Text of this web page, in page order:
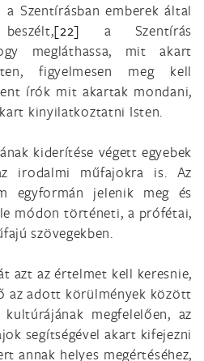
Szentírásban emberek által
[22] a Szentírás
megláthassa, mit akart
figyelmesen meg kell
írók mit akartak mondani,
kinyilatkoztatni Isten.
kiderítése végett egyebek
irodalmi műfajokra is. Az
egyfor­mán jelenik meg és
módon történeti, a prófétai,
szövegekben.
azt az értelmet kell keresnie,
az adott körülmények között
megfelelően, az
segítségével akart kifejezni
annak helyes megértéséhez,